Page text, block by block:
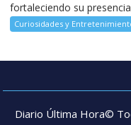
fortaleciendo su
Curiosidades y
Diario Última Hora©